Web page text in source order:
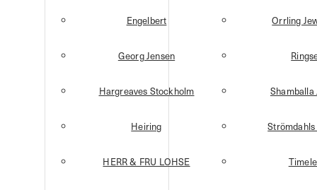
Engelbert
Georg Jensen
Hargreaves Stockholm
Heiring
HERR & FRU LOHSE
Orrling
Shamballa
Strömdahls